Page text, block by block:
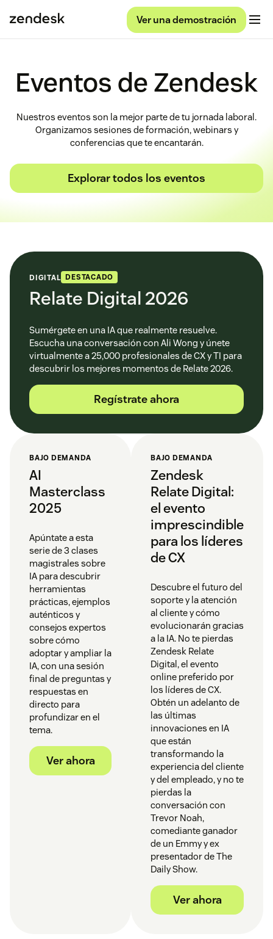
Ver una demostración
Eventos de Zendesk
Nuestros eventos son la mejor parte de tu jornada laboral.
Organizamos sesiones de formación, webinars y
conferencias que te encantarán.
Explorar todos los eventos
DIGITAL DESTACADO
Relate Digital 2026
Sumérgete en una IA que realmente resuelve.
Escucha una conversación con Ali Wong y únete
virtualmente a 25,000 profesionales de CX y TI para
descubrir los mejores momentos de Relate 2026.
Regístrate ahora
BAJO DEMANDA
AI
Masterclass
2025
Apúntate a esta
serie de 3 clases
magistrales sobre
IA para descubrir
herramientas
prácticas, ejemplos
auténticos y
consejos expertos
sobre cómo
adoptar y ampliar la
IA, con una sesión
final de preguntas y
respuestas en
directo para
profundizar en el
tema.
Ver ahora
BAJO DEMANDA
Zendesk
Relate Digital:
el evento
imprescindible
para los líderes
de CX
Descubre el futuro del
soporte y la atención
al cliente y cómo
evolucionarán gracias
a la IA. No te pierdas
Zendesk Relate
Digital, el evento
online preferido por
los líderes de CX.
Obtén un adelanto de
las últimas
innovaciones en IA
que están
transformando la
experiencia del cliente
y del empleado, y no te
pierdas la
conversación con
Trevor Noah,
comediante ganador
de un Emmy y ex
presentador de The
Daily Show.
Ver ahora